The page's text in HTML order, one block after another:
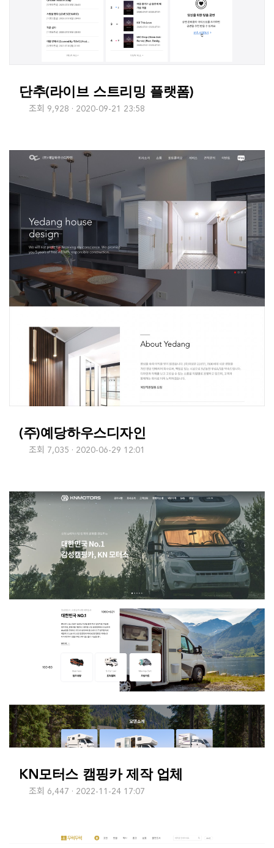
단추(라이브 스트리밍 플랫폼)
조회 9,928 2020-09-21 23:58
(주)예당하우스디자인
조회 7,035 2020-06-29 12:01
KN모터스 캠핑카 제작 업체
조회 6,447 2022-11-24 17:07